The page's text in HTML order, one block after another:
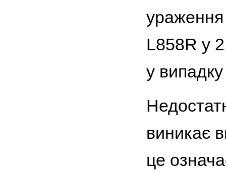
L858R у
у випадку
виникає
це